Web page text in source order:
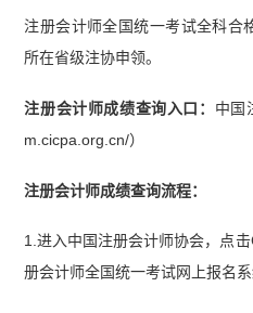
注册会计师全国统一考试全科合
所在省级注协申领。
注册会计师成绩查询入口： 中国
m.cicpa.org.cn/）
注册会计师成绩查询流程：
1.进入中国注册会计师协会，点
册会计师全国统一考试网上报名系